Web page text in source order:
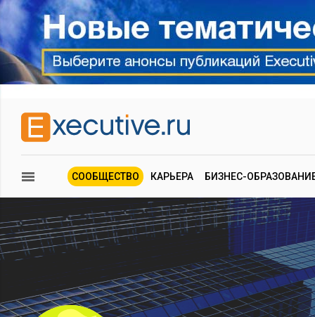
СООБЩЕСТВО КАРЬЕРА БИЗНЕС-